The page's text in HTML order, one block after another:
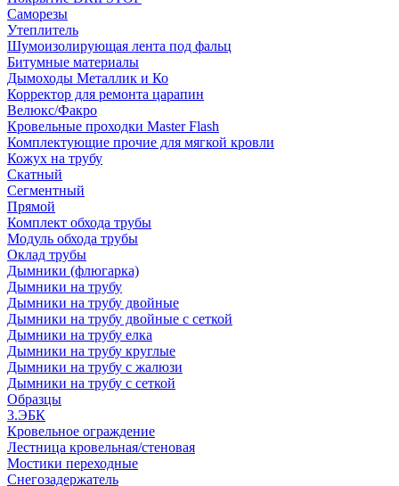
Саморезы
Утеплитель
Шумоизолирующая лента под фальц
Битумные материалы
Дымоходы Металлик и Ко
Корректор для ремонта царапин
Велюкс/Факро
Кровельные проходки Master Flash
Комплектующие прочие для мягкой кровли
Кожух на трубу
Скатный
Сегментный
Прямой
Комплект обхода трубы
Модуль обхода трубы
Оклад трубы
Дымники (флюгарка)
Дымники на трубу
Дымники на трубу двoйные
Дымники на трубу двoйные с сеткой
Дымники на трубу елка
Дымники на трубу круглые
Дымники на трубу с жалюзи
Дымники на трубу с сеткой
Образцы
3.ЭБК
Кровельное ограждение
Лестница кровельная/стеновая
Мостики переходные
Снегозадержатель